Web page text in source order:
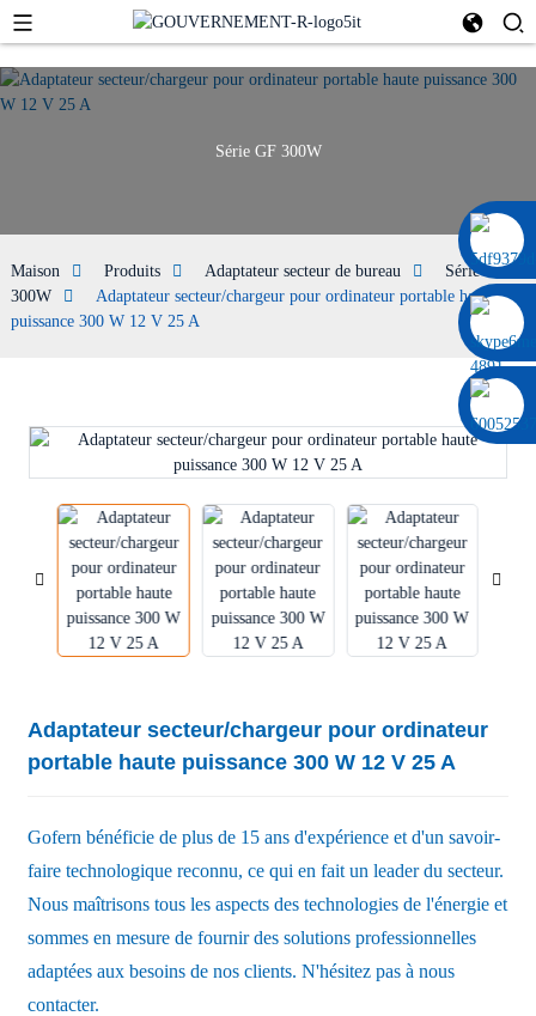
0086 13322920697
Série GF 300W
Maison Produits Adaptateur secteur de bureau
Série GF
300W
Adaptateur secteur/chargeur pour ordinateur portable haute
puissance 300 W 12 V 25 A
Adaptateur secteur/chargeur pour ordinateur
portable haute puissance 300 W 12 V 25 A
Gofern bénéficie de plus de 15 ans d'expérience et d'un savoir-
faire technologique reconnu, ce qui en fait un leader du secteur.
Nous maîtrisons tous les aspects des technologies de l'énergie et
sommes en mesure de fournir des solutions professionnelles
adaptées aux besoins de nos clients. N'hésitez pas à nous
contacter.